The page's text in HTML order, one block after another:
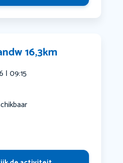
16,3km
| 09:15